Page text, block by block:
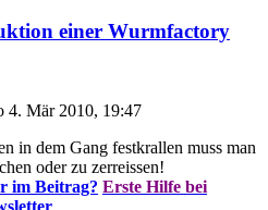
einer Wurmfactory
4. Mär 2010, 19:47
in dem Gang festkrallen muss man
oder zu zerreissen!
im Beitrag? Erste Hilfe bei